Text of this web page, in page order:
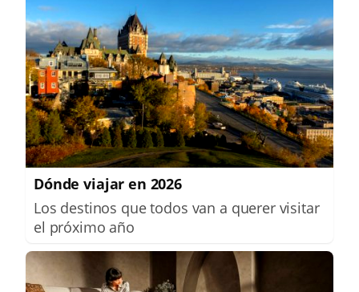
Dónde viajar en 2026
Los destinos que todos van a querer visitar
el próximo año